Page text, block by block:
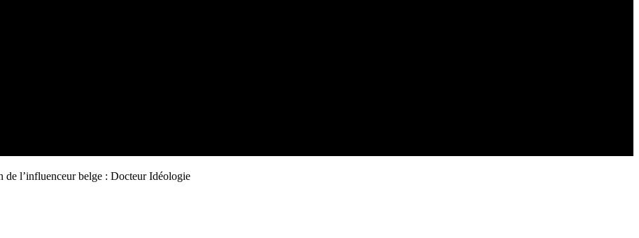
l’influenceur belge : Docteur Idéologie